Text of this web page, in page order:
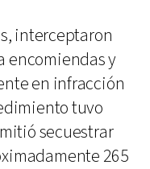
interceptaron
encomiendas y
en infracción
tuvo
secuestrar
265